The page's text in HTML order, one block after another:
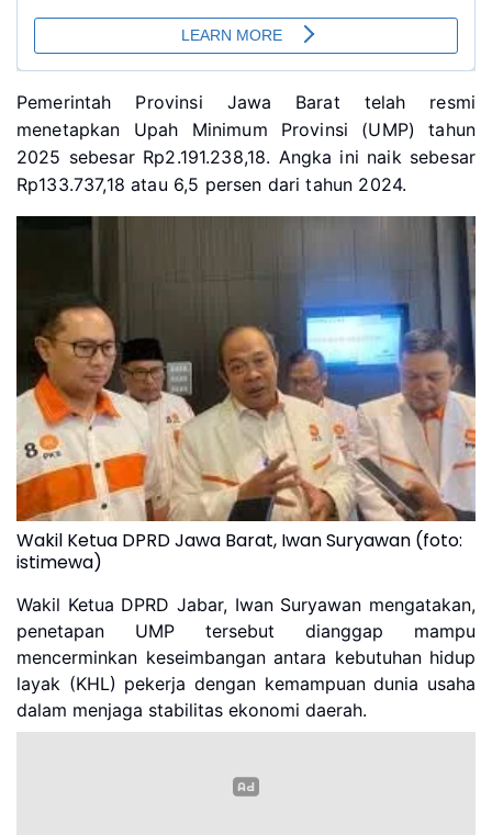
Pemerintah Provinsi Jawa Barat telah resmi
menetapkan Upah Minimum Provinsi (UMP) tahun
2025 sebesar Rp2.191.238,18. Angka ini naik sebesar
Rp133.737,18 atau 6,5 persen dari tahun 2024.
Wakil Ketua DPRD Jawa Barat, Iwan Suryawan (foto:
istimewa)
Wakil Ketua DPRD Jabar, Iwan Suryawan mengatakan,
penetapan UMP tersebut dianggap mampu
mencerminkan keseimbangan antara kebutuhan hidup
layak (KHL) pekerja dengan kemampuan dunia usaha
dalam menjaga stabilitas ekonomi daerah.